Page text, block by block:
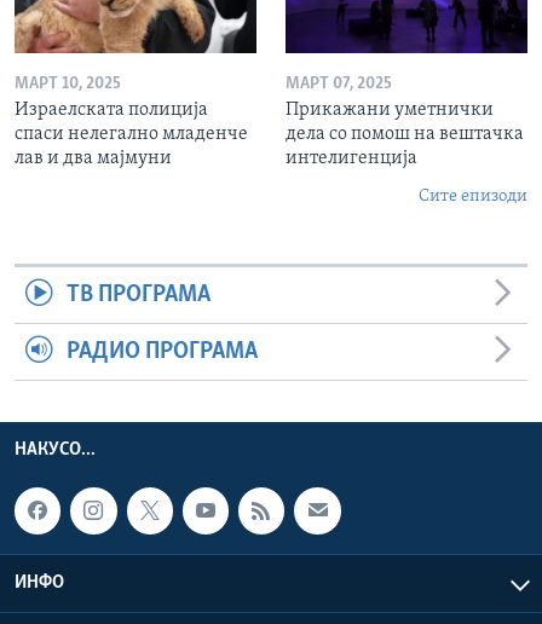
МАРТ 10, 2025
Израелската полиција
спаси нелегално младенче
лав и два мајмуни
МАРТ 07, 2025
Прикажани уметнички
дела со помош на вештачка
интелигенција
Сите епизоди
ТВ ПРОГРАМА
РАДИО ПРОГРАМА
НАКУСО...
ИНФО